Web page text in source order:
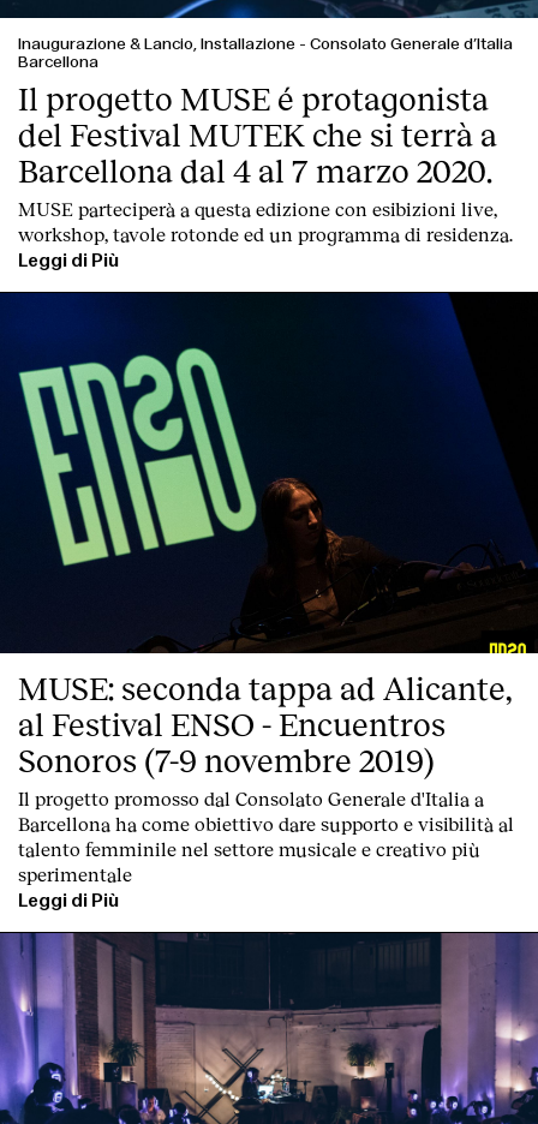
English Español Italiano Català
Inaugurazione & Lancio, Installazione - Consolato Generale d’Italia
Barcellona
Il progetto MUSE é protagonista
del Festival MUTEK che si terrà a
Barcellona dal 4 al 7 marzo 2020.
MUSE parteciperà a questa edizione con esibizioni live,
workshop, tavole rotonde ed un programma di residenza.
Leggi di Più
MUSE: seconda tappa ad Alicante,
al Festival ENSO - Encuentros
Sonoros (7-9 novembre 2019)
Il progetto promosso dal Consolato Generale d'Italia a
Barcellona ha come obiettivo dare supporto e visibilità al
talento femminile nel settore musicale e creativo più
sperimentale
Leggi di Più